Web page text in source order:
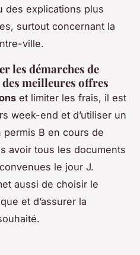
des explications plus
surtout concernant la
ville.
les démarches de
meilleures offres
et limiter les frais, il est
week-end et d’utiliser un
permis B en cours de
avoir tous les documents
le jour J.
aussi de choisir le
et d’assurer la